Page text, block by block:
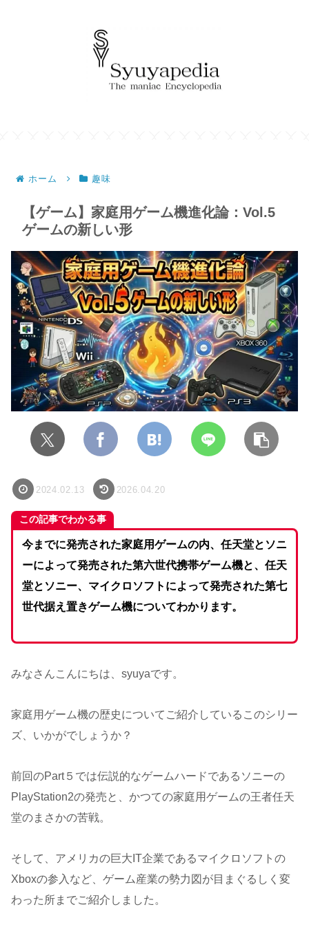
ホーム 趣味
【ゲーム】家庭用ゲーム機進化論：Vol.5
ゲームの新しい形
2024.02.13 2026.04.20
この記事でわかる事
今までに発売された家庭用ゲームの内、任天堂とソニ
ーによって発売された第六世代携帯ゲーム機と、任天
堂とソニー、マイクロソフトによって発売された第七
世代据え置きゲーム機についてわかります。
みなさんこんにちは、syuyaです。
家庭用ゲーム機の歴史についてご紹介しているこのシリー
ズ、いかがでしょうか？
前回のPart５では伝説的なゲームハードであるソニーの
PlayStation2の発売と、かつての家庭用ゲームの王者任天
堂のまさかの苦戦。
そして、アメリカの巨大IT企業であるマイクロソフトの
Xboxの参入など、ゲーム産業の勢力図が目まぐるしく変
わった所までご紹介しました。